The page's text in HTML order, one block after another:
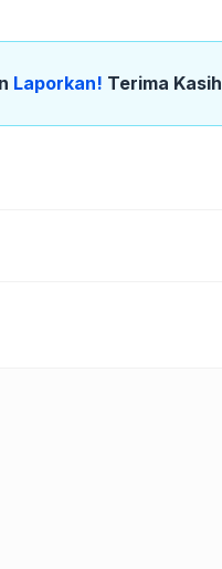
Laporkan! Terima Kasih